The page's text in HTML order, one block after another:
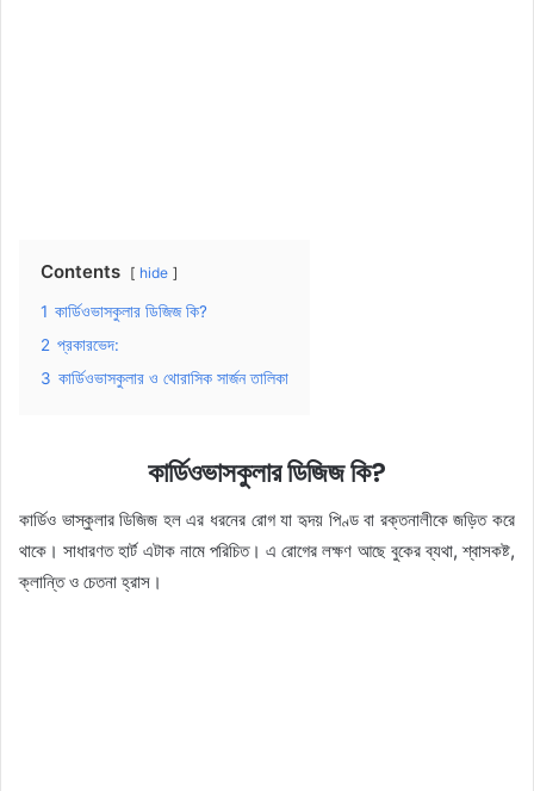
Contents hide
1 কার্ডিওভাসকুলার ডিজিজ কি?
2 প্রকারভেদ:
3 কার্ডিওভাসকুলার ও থোরাসিক সার্জন তালিকা
কার্ডিওভাসকুলার ডিজিজ কি?
কার্ডিও ভাস্কুলার ডিজিজ হল এর ধরনের রোগ যা হৃদয় পিণ্ড বা রক্তনালীকে জড়িত করে
থাকে। সাধারণত হার্ট এটাক নামে পরিচিত। এ রোগের লক্ষণ আছে বুকের ব্যথা, শ্বাসকষ্ট,
ক্লান্তি ও চেতনা হ্রাস।